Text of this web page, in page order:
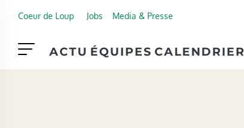
Coeur de Loup Jobs Media & Presse
ACTU ÉQUIPES CALENDRIER